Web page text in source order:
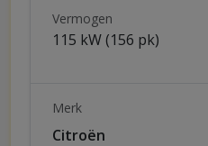
Vermogen
115 kW (156 pk)
Merk
Citroën